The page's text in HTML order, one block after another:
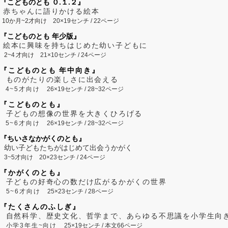
『こどものとも ０.１.２』
赤ちゃんに語りかける絵本
10か月~2才向け 20×19センチ / 22ページ
『こどものとも 年少版』
絵本に興味を持ちはじめた幼い子どもに
2~4才向け 21×10センチ / 24ページ
『こどものとも 年中向き』
ものがたりの楽しさに出会える
4~5才向け26×19センチ / 28~32ページ
『こどものとも』
子どもの想像の世界を大きくひろげる
5~6才向け26×19センチ / 28~32ページ
『ちいさなかがくのとも』
幼い子どもたちがはじめて出会うかがく
3~5才向け 20×23センチ / 24ページ
『かがくのとも』
子どもの好奇心の数だけ広がるかがくの世界
5~6才向け25×23センチ / 28ページ
『たくさんのふしぎ』
自然科学、歴史文化、哲学まで、あらゆる不思議を小学生向
小学3年生~向け 25×19センチ / 本文66ページ